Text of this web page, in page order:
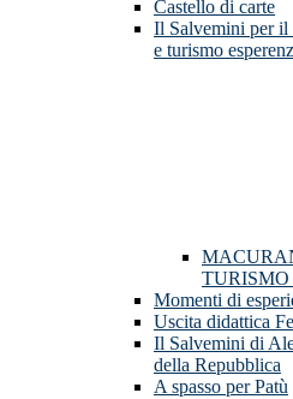
Castello di carte
Il Salvemini per il
e turismo
Momenti di
Uscita didattica
Il Salvemini di
della Repubblica
A spasso per Patù